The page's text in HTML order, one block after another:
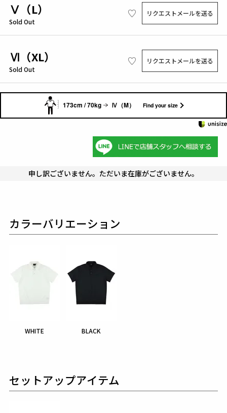
Ⅴ（L）
Sold Out
リクエストメールを送る
Ⅵ（XL）
Sold Out
リクエストメールを送る
173cm / 70kg Ⅳ（M） Find your size
申し訳ございません。ただいま在庫がございません。
カラーバリエーション
WHITE BLACK
セットアップアイテム